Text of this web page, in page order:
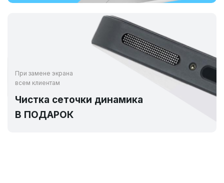
При замене экрана
всем клиентам
Чистка сеточки динамика
В ПОДАРОК